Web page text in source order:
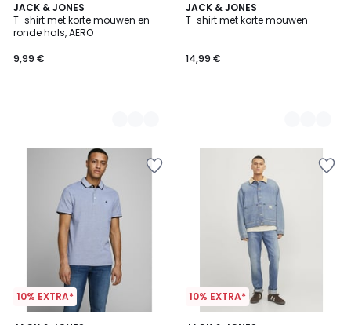
JACK & JONES
T-shirt met korte mouwen en
ronde hals, AERO
9,99 €
4
Kleuren
JACK & JONES
T-shirt met korte mouwen
14,99 €
2
Kleuren
10% EXTRA* 10% EXTRA*